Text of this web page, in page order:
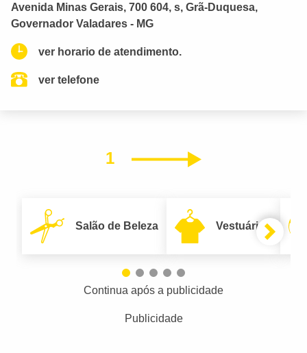
Avenida Minas Gerais, 700 604, s, Grã-Duquesa,
Governador Valadares - MG
ver horario de atendimento.
ver telefone
1 Próximo
Salão de Beleza Vestuário
Continua após a publicidade
Publicidade